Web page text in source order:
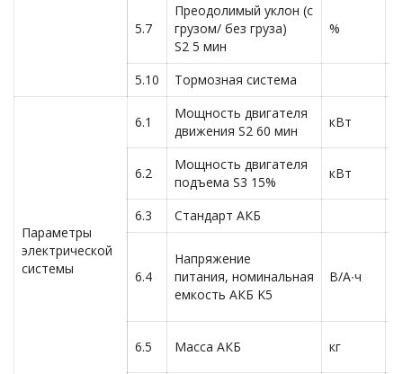
5.7
Преодолимый уклон (с
грузом/ без груза)
S2 5 мин
%
5.10 Тормозная система
Параметры
электрической
системы
6.1
Мощность двигателя
движения S2 60 мин
кВт
6.2
Мощность двигателя
подъема S3 15%
кВт
6.3 Стандарт АКБ
6.4
Напряжение
питания, номинальная
емкость АКБ K5
В/А∙ч
6.5 Масса АКБ кг